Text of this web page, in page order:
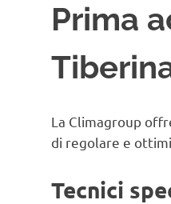
Prima
La Climagroup
di regolare e
Tecnici